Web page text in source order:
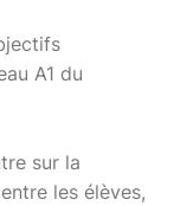
A1 du
sur la
les élèves,